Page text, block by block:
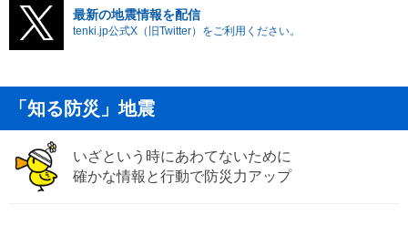
最新の地震情報を配信
tenki.jp公式X（旧Twitter）をご利用ください。
「知る防災」地震
いざという時にあわてないために
確かな情報と行動で防災力アップ